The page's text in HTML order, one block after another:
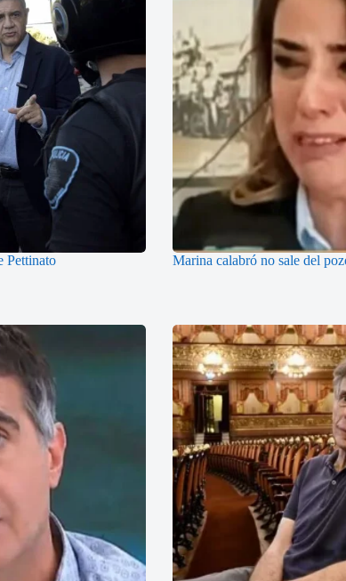
Pettinato Marina calabró no sale del